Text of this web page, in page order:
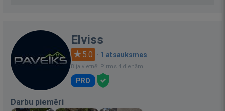
Elviss
5.0 · 1 atsauksmes
Bija vietnē: Pirms 4 dienām
PRO
Darbu piemēri